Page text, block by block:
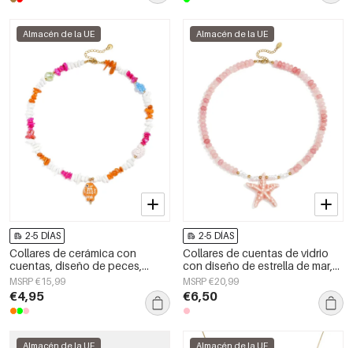
Almacén de la UE
2-5 DÍAS
Collares de cerámica con
cuentas, diseño de peces,
estilo casual y romántico para
mujer.
MSRP €15,99
€4,95
Almacén de la UE
2-5 DÍAS
Collares de cuentas de vidrio
con diseño de estrella de mar,
ideales para vacaciones o para
disfrutar de la playa. Colección
romántica para mujer.
MSRP €20,99
€6,50